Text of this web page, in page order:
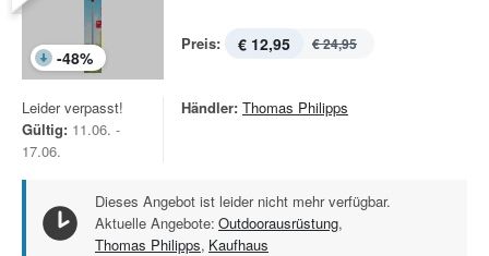
-48%
Preis: € 12,95 € 24,95
Leider verpasst!
Gültig: 11.06. -
17.06.
Händler: Thomas Philipps
Dieses Angebot ist leider nicht mehr verfügbar.
Aktuelle Angebote: Outdoorausrüstung,
Thomas Philipps, Kaufhaus